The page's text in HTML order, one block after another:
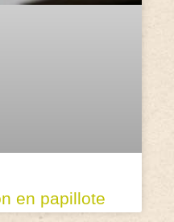
en papillote